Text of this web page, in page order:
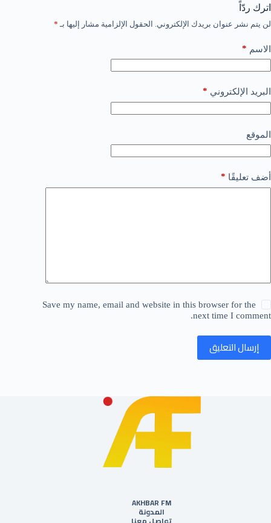
اترك ردّاً
لن يتم نشر عنوان بريدك الإلكتروني. الحقول الإلزامية مشار إليها بـ *
الاسم *
البريد الإلكتروني *
الموقع
أضف تعليقًا *
Save my name, email and website in this browser for the
next time I comment.
إرسال التعليق
AKHBAR FM
المدونة